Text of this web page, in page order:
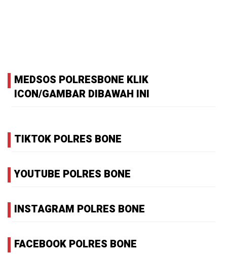
MEDSOS POLRESBONE KLIK
ICON/GAMBAR DIBAWAH INI
TIKTOK POLRES BONE
YOUTUBE POLRES BONE
INSTAGRAM POLRES BONE
FACEBOOK POLRES BONE